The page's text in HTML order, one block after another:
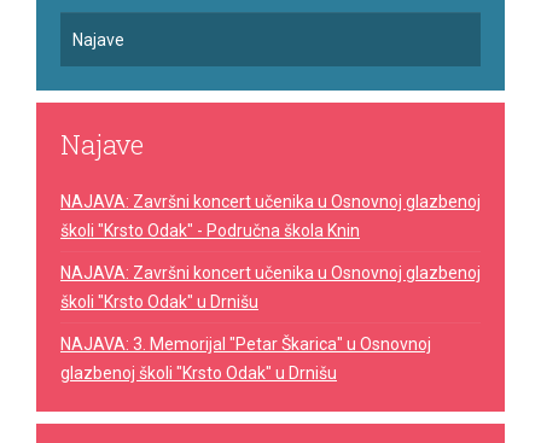
Najave
Najave
NAJAVA: Završni koncert učenika u Osnovnoj glazbenoj
školi "Krsto Odak" - Područna škola Knin
NAJAVA: Završni koncert učenika u Osnovnoj glazbenoj
školi "Krsto Odak" u Drnišu
NAJAVA: 3. Memorijal "Petar Škarica" u Osnovnoj
glazbenoj školi "Krsto Odak" u Drnišu